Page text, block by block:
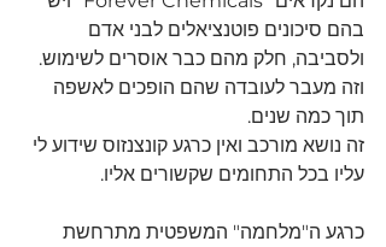
בהם סיכונים פוטנציאלים לבני אדם
ולסביבה, חלק מהם כבר אוסרים לשימוש.
וזה מעבר לעובדה שהם הופכים לאשפה
תוך כמה שנים.
זה נושא מורכב ואין כרגע קונצנזוס שידוע לי
עליו בכל התחומים שקשורים אליו.
כרגע ה"מלחמה" המשפטית מתרחשת